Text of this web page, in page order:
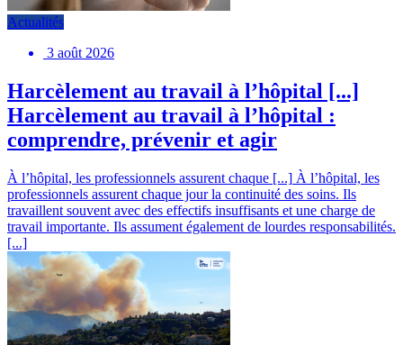
Actualités
3 août 2026
Harcèlement au travail à l’hôpital [...]
Harcèlement au travail à l’hôpital :
comprendre, prévenir et agir
À l’hôpital, les professionnels assurent chaque [...] À l’hôpital, les
professionnels assurent chaque jour la continuité des soins. Ils
travaillent souvent avec des effectifs insuffisants et une charge de
travail importante. Ils assument également de lourdes responsabilités.
[...]